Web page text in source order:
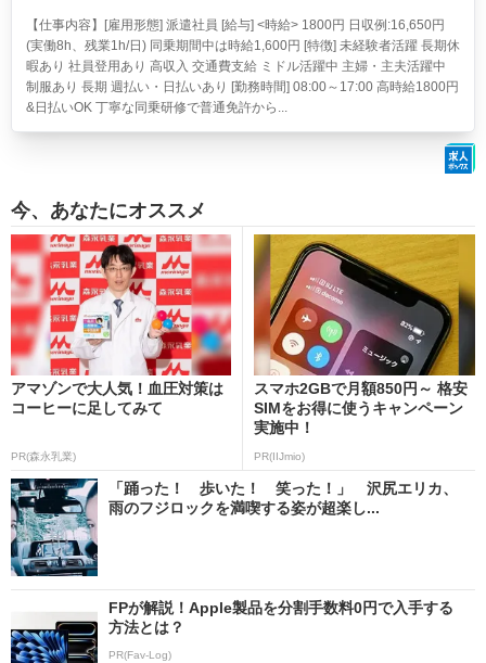
【仕事内容】[雇用形態] 派遣社員 [給与] <時給> 1800円 日収例:16,650円
(実働8h、残業1h/日) 同乗期間中は時給1,600円 [特徴] 未経験者活躍 長期休
暇あり 社員登用あり 高収入 交通費支給 ミドル活躍中 主婦・主夫活躍中
制服あり 長期 週払い・日払いあり [勤務時間] 08:00～17:00 高時給1800円
&日払いOK 丁寧な同乗研修で普通免許から...
今、あなたにオススメ
アマゾンで大人気！血圧対策は
コーヒーに足してみて
PR(森永乳業)
スマホ2GBで月額850円～ 格安
SIMをお得に使うキャンペーン
実施中！
PR(IIJmio)
「踊った！ 歩いた！ 笑った！」 沢尻エリカ、
雨のフジロックを満喫する姿が超楽し...
FPが解説！Apple製品を分割手数料0円で入手する
方法とは？
PR(Fav-Log)